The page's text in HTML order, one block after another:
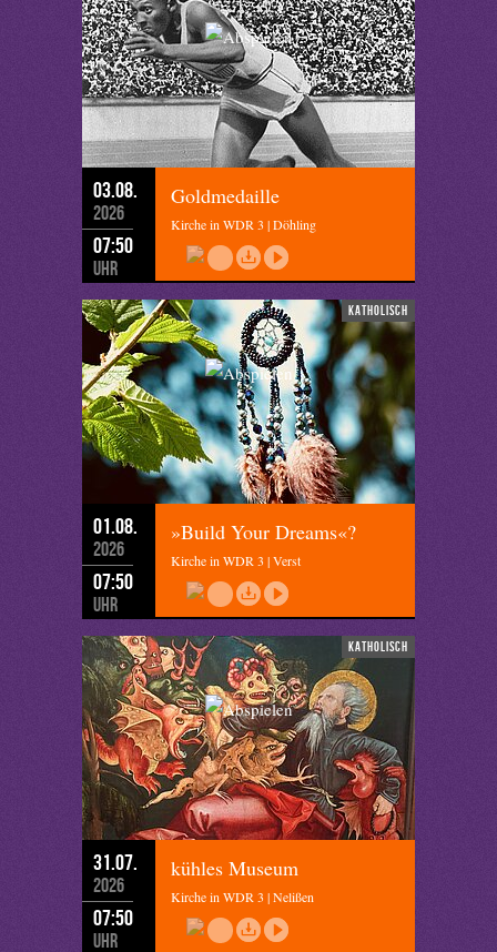
03.08.
2026
07:50
Uhr
Goldmedaille
Kirche in WDR 3 | Döhling
katholisch
01.08.
2026
07:50
Uhr
»Build Your Dreams«?
Kirche in WDR 3 | Verst
katholisch
31.07.
2026
07:50
Uhr
kühles Museum
Kirche in WDR 3 | Nelißen